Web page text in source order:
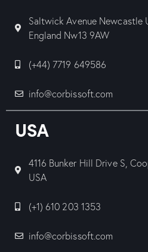
Saltwick Avenue Newcastle
England Nw13 9AW
(+44) 7719 649586
info@corbissoft.com
USA
4116 Bunker Hill Drive S,
USA
(+1) 610 203 1353
info@corbissoft.com